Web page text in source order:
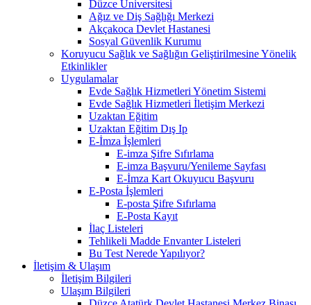
Düzce Üniversitesi
Ağız ve Diş Sağlığı Merkezi
Akçakoca Devlet Hastanesi
Sosyal Güvenlik Kurumu
Koruyucu Sağlık ve Sağlığın Geliştirilmesine Yönelik
Etkinlikler
Uygulamalar
Evde Sağlık Hizmetleri Yönetim Sistemi
Evde Sağlık Hizmetleri İletişim Merkezi
Uzaktan Eğitim
Uzaktan Eğitim Dış Ip
E-İmza İşlemleri
E-imza Şifre Sıfırlama
E-imza Başvuru/Yenileme Sayfası
E-İmza Kart Okuyucu Başvuru
E-Posta İşlemleri
E-posta Şifre Sıfırlama
E-Posta Kayıt
İlaç Listeleri
Tehlikeli Madde Envanter Listeleri
Bu Test Nerede Yapılıyor?
İletişim & Ulaşım
İletişim Bilgileri
Ulaşım Bilgileri